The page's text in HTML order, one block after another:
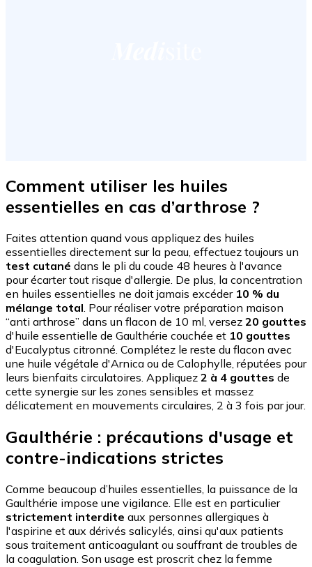
Comment utiliser les huiles
essentielles en cas d’arthrose ?
Faites attention quand vous appliquez des huiles
essentielles directement sur la peau, effectuez toujours un
test cutané dans le pli du coude 48 heures à l'avance
pour écarter tout risque d'allergie. De plus, la concentration
en huiles essentielles ne doit jamais excéder 10 % du
mélange total . Pour réaliser votre préparation maison
“anti arthrose” dans un flacon de 10 ml, versez 20 gouttes
d'huile essentielle de Gaulthérie couchée et 10 gouttes
d'Eucalyptus citronné. Complétez le reste du flacon avec
une huile végétale d'Arnica ou de Calophylle, réputées pour
leurs bienfaits circulatoires. Appliquez 2 à 4 gouttes de
cette synergie sur les zones sensibles et massez
délicatement en mouvements circulaires, 2 à 3 fois par jour.
Gaulthérie : précautions d'usage et
contre-indications strictes
Comme beaucoup d’huiles essentielles, la puissance de la
Gaulthérie impose une vigilance. Elle est en particulier
strictement interdite aux personnes allergiques à
l'aspirine et aux dérivés salicylés, ainsi qu'aux patients
sous traitement anticoagulant ou souffrant de troubles de
la coagulation. Son usage est proscrit chez la femme